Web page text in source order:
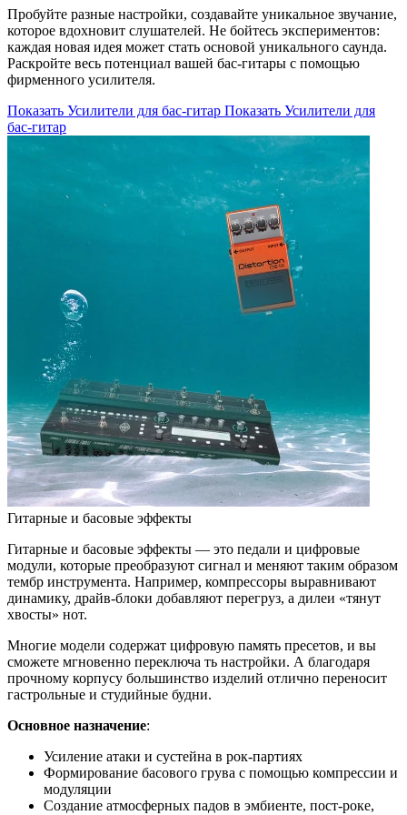
Пробуйте разные настройки, создавайте уникальное звучание,
которое вдохновит слушателей. Не бойтесь экспериментов:
каждая новая идея может стать основой уникального саунда.
Раскройте весь потенциал вашей бас-гитары с помощью
фирменного усилителя.
Показать Усилители для бас-гитар Показать Усилители для
бас-гитар
Гитарные и басовые эффекты
Гитарные и басовые эффекты — это педали и цифровые
модули, которые преобразуют сигнал и меняют таким образом
тембр инструмента. Например, компрессоры выравнивают
динамику, драйв-блоки добавляют перегруз, а дилеи «тянут
хвосты» нот.
Многие модели содержат цифровую память пресетов, и вы
сможете мгновенно переключа ть настройки. А благодаря
прочному корпусу большинство изделий отлично переносит
гастрольные и студийные будни.
Основное назначение:
Усиление атаки и сустейна в рок-партиях
Формирование басового грува с помощью компрессии и
модуляции
Создание атмосферных падов в эмбиенте, пост-роке,